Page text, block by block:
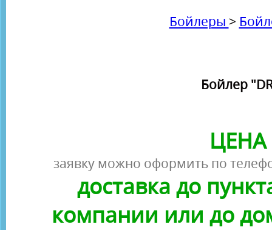
Бойлеры >
Бойлер
ЦЕНА
заявку можно оформить по
доставка до
компании или до